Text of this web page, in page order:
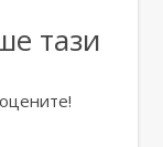
тази